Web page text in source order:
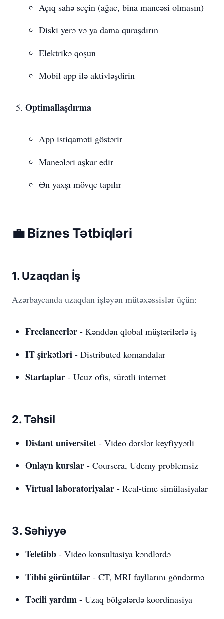
Açıq sahə seçin (ağac, bina maneəsi olmasın)
Diski yerə və ya dama quraşdırın
Elektrikə qoşun
Mobil app ilə aktivləşdirin
Optimallaşdırma
App istiqaməti göstərir
Maneələri aşkar edir
Ən yaxşı mövqe tapılır
💼 Biznes Tətbiqləri
1. Uzaqdan İş
Azərbaycanda uzaqdan işləyən mütəxəssislər üçün:
Freelancerlər - Kənddən qlobal müştərilərlə iş
IT şirkətləri - Distributed komandalar
Startaplar - Ucuz ofis, sürətli internet
2. Təhsil
Distant universitet - Video dərslər keyfiyyətli
Onlayn kurslar - Coursera, Udemy problemsiz
Virtual laboratoriyalar - Real-time simülasiyalar
3. Səhiyyə
Teletibb - Video konsultasiya kəndlərdə
Tibbi görüntülər - CT, MRI fayllarını göndərmə
Təcili yardım - Uzaq bölgələrdə koordinasiya